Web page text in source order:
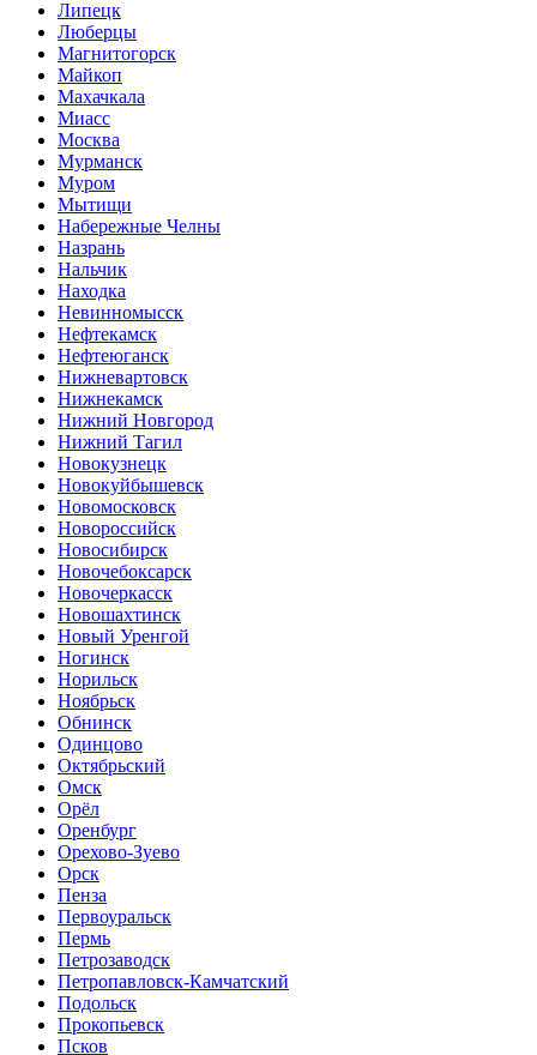
Липецк
Люберцы
Магнитогорск
Майкоп
Махачкала
Миасс
Москва
Мурманск
Муром
Мытищи
Набережные Челны
Назрань
Нальчик
Находка
Невинномысск
Нефтекамск
Нефтеюганск
Нижневартовск
Нижнекамск
Нижний Новгород
Нижний Тагил
Новокузнецк
Новокуйбышевск
Новомосковск
Новороссийск
Новосибирск
Новочебоксарск
Новочеркасск
Новошахтинск
Новый Уренгой
Ногинск
Норильск
Ноябрьск
Обнинск
Одинцово
Октябрьский
Омск
Орёл
Оренбург
Орехово-Зуево
Орск
Пенза
Первоуральск
Пермь
Петрозаводск
Петропавловск-Камчатский
Подольск
Прокопьевск
Псков